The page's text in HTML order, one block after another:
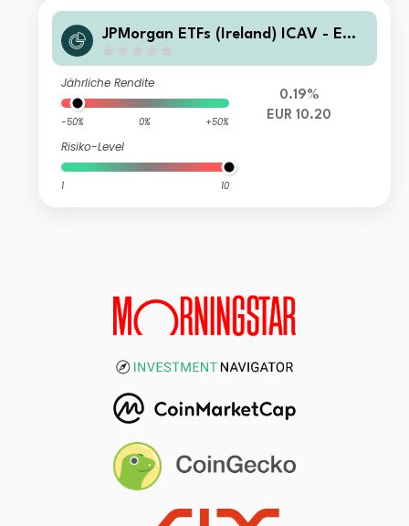
JPMorgan ETFs (Ireland) ICAV - Eme
Active UCITS ETF USD (acc)
Jährliche Rendite
-50% 0% +50%
Risiko-Level
1 10
0.19%
EUR 10.20